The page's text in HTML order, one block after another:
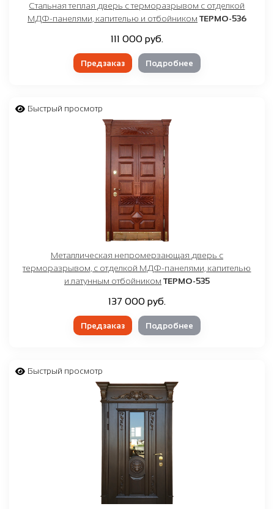
Стальная теплая дверь с терморазрывом с отделкой
МДФ-панелями, капителью и отбойником ТЕРМО-536
111 000 руб.
Предзаказ Подробнее
Быстрый просмотр
Металлическая непромерзающая дверь с
терморазрывом, с отделкой МДФ-панелями, капителью
и латунным отбойником ТЕРМО-535
137 000 руб.
Предзаказ Подробнее
Быстрый просмотр